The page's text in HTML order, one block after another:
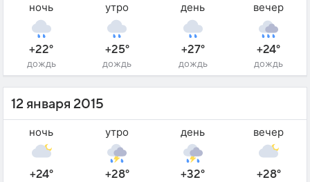
ночь
+22°
дождь
утро
+25°
дождь
день
+27°
дождь
вечер
+24°
дождь
12 января 2015
ночь
+24°
утро
+28°
день
+32°
вечер
+28°